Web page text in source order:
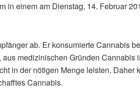
in einem am Dienstag, 14. Februar
ab. Er konsumierte Cannabis
medizinischen Gründen Cannabis
in der nötigen Menge leisten. Daher
Cannabis.